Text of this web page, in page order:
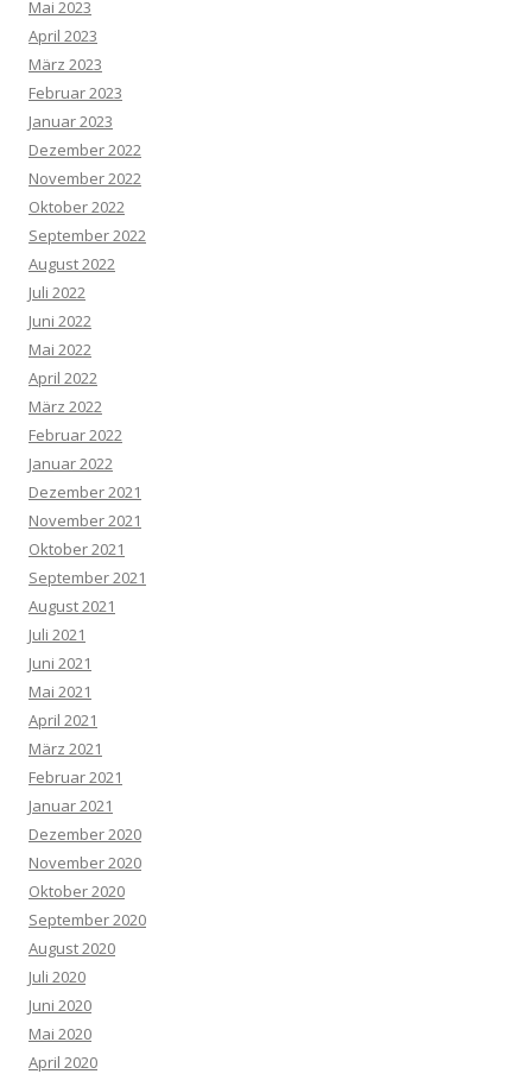
Mai 2023
April 2023
März 2023
Februar 2023
Januar 2023
Dezember 2022
November 2022
Oktober 2022
September 2022
August 2022
Juli 2022
Juni 2022
Mai 2022
April 2022
März 2022
Februar 2022
Januar 2022
Dezember 2021
November 2021
Oktober 2021
September 2021
August 2021
Juli 2021
Juni 2021
Mai 2021
April 2021
März 2021
Februar 2021
Januar 2021
Dezember 2020
November 2020
Oktober 2020
September 2020
August 2020
Juli 2020
Juni 2020
Mai 2020
April 2020